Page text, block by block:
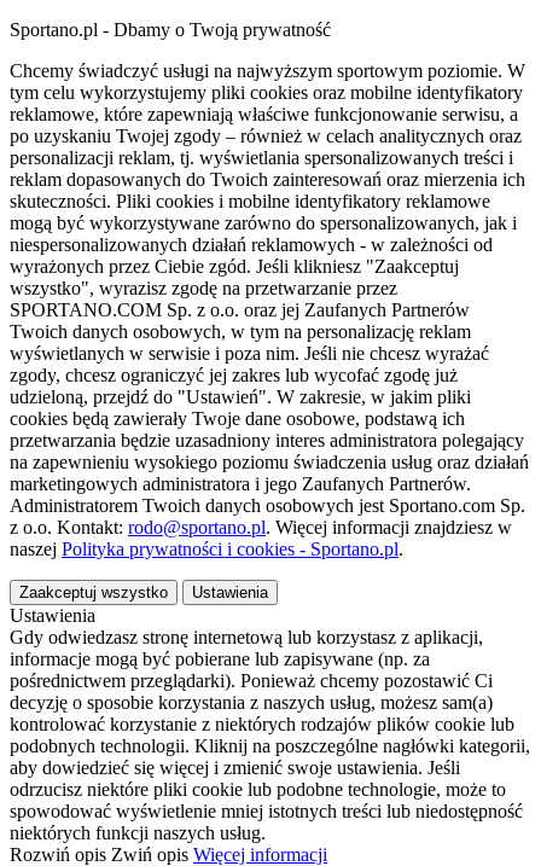
Sportano.pl - Dbamy o Twoją prywatność
Chcemy świadczyć usługi na najwyższym sportowym poziomie. W
tym celu wykorzystujemy pliki cookies oraz mobilne identyfikatory
reklamowe, które zapewniają właściwe funkcjonowanie serwisu, a
po uzyskaniu Twojej zgody – również w celach analitycznych oraz
personalizacji reklam, tj. wyświetlania spersonalizowanych treści i
reklam dopasowanych do Twoich zainteresowań oraz mierzenia ich
skuteczności. Pliki cookies i mobilne identyfikatory reklamowe
mogą być wykorzystywane zarówno do spersonalizowanych, jak i
niespersonalizowanych działań reklamowych - w zależności od
wyrażonych przez Ciebie zgód. Jeśli klikniesz "Zaakceptuj
wszystko", wyrazisz zgodę na przetwarzanie przez
SPORTANO.COM Sp. z o.o. oraz jej Zaufanych Partnerów
Twoich danych osobowych, w tym na personalizację reklam
wyświetlanych w serwisie i poza nim. Jeśli nie chcesz wyrażać
zgody, chcesz ograniczyć jej zakres lub wycofać zgodę już
udzieloną, przejdź do "Ustawień". W zakresie, w jakim pliki
cookies będą zawierały Twoje dane osobowe, podstawą ich
przetwarzania będzie uzasadniony interes administratora polegający
na zapewnieniu wysokiego poziomu świadczenia usług oraz działań
marketingowych administratora i jego Zaufanych Partnerów.
Administratorem Twoich danych osobowych jest Sportano.com Sp.
z o.o. Kontakt: rodo@sportano.pl. Więcej informacji znajdziesz w
naszej Polityka prywatności i cookies - Sportano.pl.
Zaakceptuj wszystko Ustawienia
Ustawienia
Gdy odwiedzasz stronę internetową lub korzystasz z aplikacji,
informacje mogą być pobierane lub zapisywane (np. za
pośrednictwem przeglądarki). Ponieważ chcemy pozostawić Ci
decyzję o sposobie korzystania z naszych usług, możesz sam(a)
kontrolować korzystanie z niektórych rodzajów plików cookie lub
podobnych technologii. Kliknij na poszczególne nagłówki kategorii,
aby dowiedzieć się więcej i zmienić swoje ustawienia. Jeśli
odrzucisz niektóre pliki cookie lub podobne technologie, może to
spowodować wyświetlenie mniej istotnych treści lub niedostępność
niektórych funkcji naszych usług.
Rozwiń opis Zwiń opis Więcej informacji